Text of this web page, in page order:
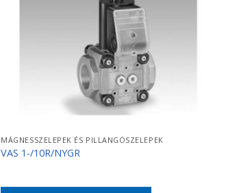
MÁGNESSZELEPEK ÉS PILLANGÓSZELEPEK
VAS 1-/10R/NYGR